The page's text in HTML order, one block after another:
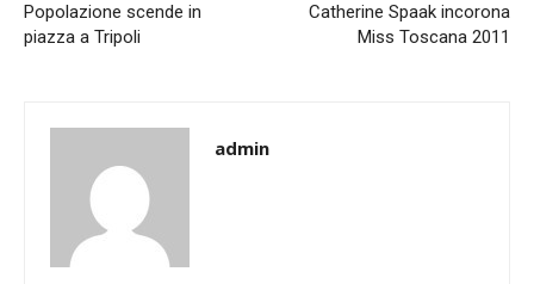
Popolazione scende in
piazza a Tripoli
Catherine Spaak incorona
Miss Toscana 2011
admin